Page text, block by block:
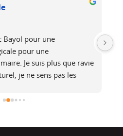
Bayol pour une
pour une
Je suis plus que ravie
je ne sens pas les
je recommande !